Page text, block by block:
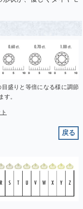
盛りと等倍になる様に調節
。
戻る